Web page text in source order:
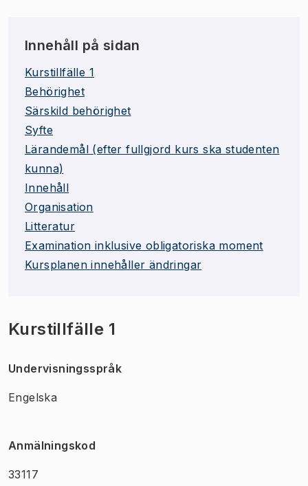
Innehåll på sidan
Kurstillfälle 1
Behörighet
Särskild behörighet
Syfte
Lärandemål (efter fullgjord kurs ska studenten
kunna)
Innehåll
Organisation
Litteratur
Examination inklusive obligatoriska moment
Kursplanen innehåller ändringar
Kurstillfälle 1
Undervisningsspråk
Engelska
Anmälningskod
33117